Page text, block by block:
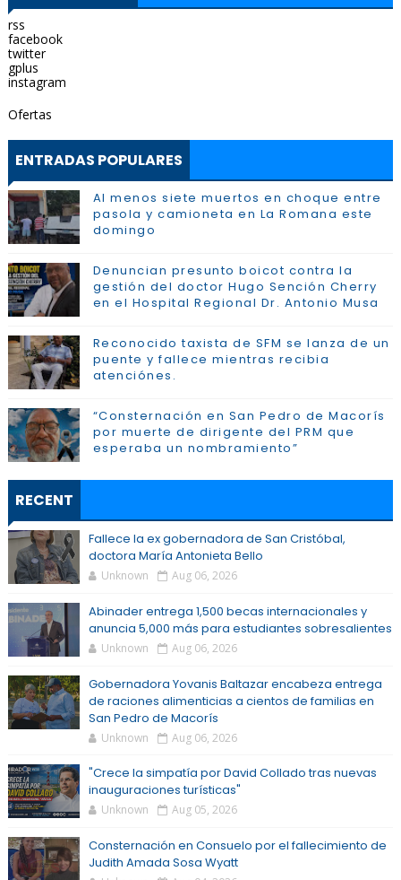
rss
facebook
twitter
gplus
instagram
Ofertas
ENTRADAS POPULARES
Al menos siete muertos en choque entre
pasola y camioneta en La Romana este
domingo
Denuncian presunto boicot contra la
gestión del doctor Hugo Sención Cherry
en el Hospital Regional Dr. Antonio Musa
Reconocido taxista de SFM se lanza de un
puente y fallece mientras recibia
atenciónes.
“Consternación en San Pedro de Macorís
por muerte de dirigente del PRM que
esperaba un nombramiento”
RECENT
Fallece la ex gobernadora de San Cristóbal,
doctora María Antonieta Bello
Unknown Aug 06, 2026
Abinader entrega 1,500 becas internacionales y
anuncia 5,000 más para estudiantes sobresalientes
Unknown Aug 06, 2026
Gobernadora Yovanis Baltazar encabeza entrega
de raciones alimenticias a cientos de familias en
San Pedro de Macorís
Unknown Aug 06, 2026
"Crece la simpatía por David Collado tras nuevas
inauguraciones turísticas"
Unknown Aug 05, 2026
Consternación en Consuelo por el fallecimiento de
Judith Amada Sosa Wyatt